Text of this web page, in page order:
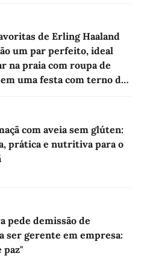
de Erling Haaland
um par perfeito, ideal
na praia com roupa de
uma festa com terno de
com aveia sem glúten:
prática e nutritiva para o
pede demissão de
ser gerente em empresa:
paz"